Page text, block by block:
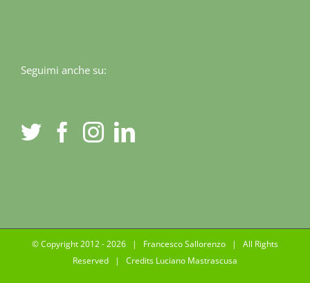
Seguimi anche su:
© Copyright 2012 -2026 | Francesco Sallorenzo | All Rights
Reserved | Credits Luciano Mastrascusa